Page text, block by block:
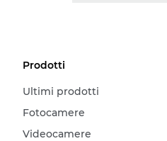
Prodotti
Ultimi prodotti
Fotocamere
Videocamere